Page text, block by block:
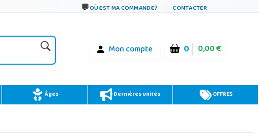
OÙ EST MA COMMANDE? CONTACTER
Mon compte 0 0,00 €
Âges Dernières unités OFFRES